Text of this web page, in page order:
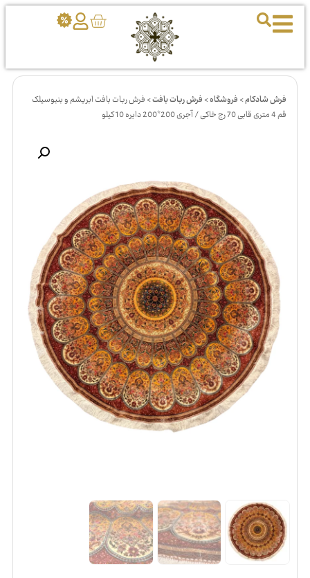
فرش شادکام>فروشگاه>فرش ربات بافت>فرش ربات بافت ابریشم و بنبوسیلک
قم 4 متری قابی 70 رج خاکی / آجری 200*200 دایره 10 کیلو